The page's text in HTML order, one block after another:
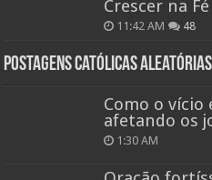
Crescer na Fé
11:42 AM 48
Postagens católicas aleatórias
Como o vício
afetando os
1:30 AM